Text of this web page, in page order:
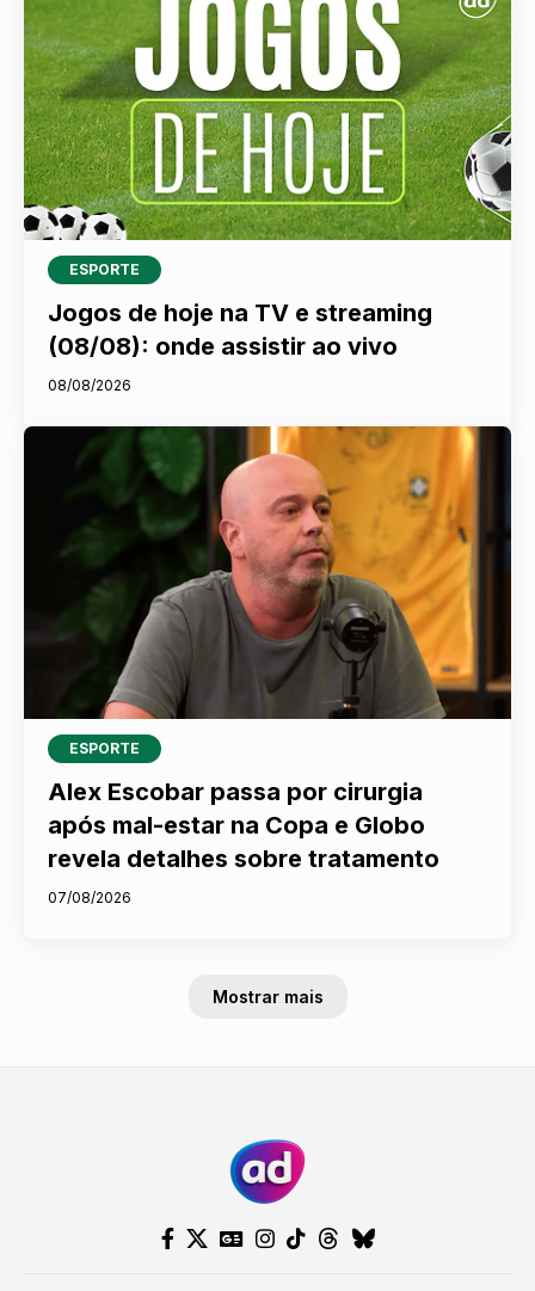
ESPORTE
Jogos de hoje na TV e streaming
(08/08): onde assistir ao vivo
08/08/2026
ESPORTE
Alex Escobar passa por cirurgia
após mal-estar na Copa e Globo
revela detalhes sobre tratamento
07/08/2026
Mostrar mais